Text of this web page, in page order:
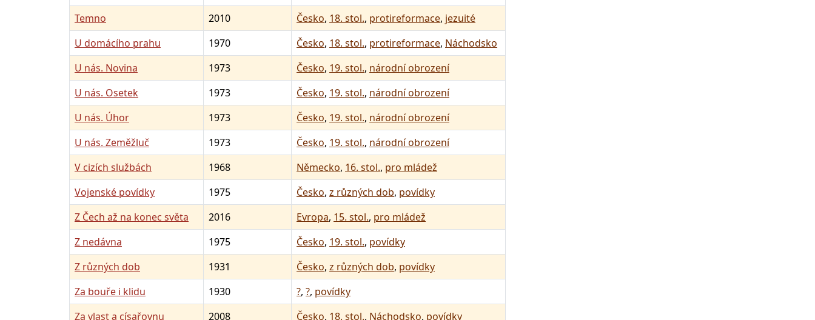
Temno
2010 Česko, 18. stol., protireformace, jezuité
U domácího prahu
1970 Česko, 18. stol., protireformace, Náchodsko
U nás. Novina
1973 Česko, 19. stol., národní obrození
U nás. Osetek
1973 Česko, 19. stol., národní obrození
U nás. Úhor
1973 Česko, 19. stol., národní obrození
U nás. Zeměžluč
1973 Česko, 19. stol., národní obrození
V cizích službách
1968 Německo, 16. stol., pro mládež
Vojenské povídky
1975 Česko, z různých dob, povídky
Z Čech až na konec světa
2016 Evropa, 15. stol., pro mládež
Z nedávna
1975 Česko, 19. stol., povídky
Z různých dob
1931 Česko, z různých dob, povídky
Za bouře i klidu
1930 ?, ?, povídky
Za vlast a císařovnu
2008 Česko, 18. stol., Náchodsko, povídky